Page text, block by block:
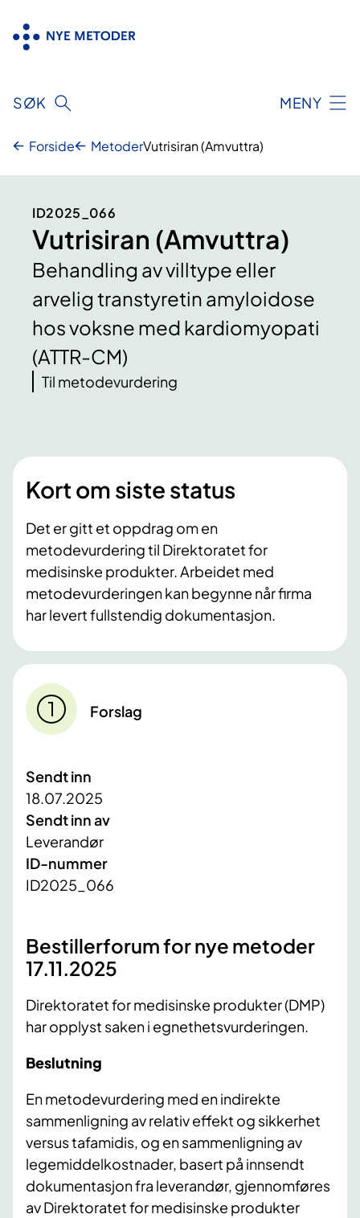
innhold
SØK MENY
Forside MetoderVutrisiran (Amvuttra)
ID2025_066
Vutrisiran (Amvuttra)
Behandling av villtype eller
arvelig transtyretin amyloidose
hos voksne med kardiomyopati
(ATTR-CM)
Til metodevurdering
Kort om siste status
Det er gitt et oppdrag om en
metodevurdering til Direktoratet for
medisinske produkter. Arbeidet med
metodevurderingen kan begynne når firma
har levert fullstendig dokumentasjon.
Forslag
Sendt inn
18.07.2025
Sendt inn av
Leverandør
ID-nummer
ID2025_066
Bestillerforum for nye metoder
17.11.2025
Direktoratet for medisinske produkter (DMP)
har opplyst saken i egnethetsvurderingen.
Beslutning
En metodevurdering med en indirekte
sammenligning av relativ effekt og sikkerhet
versus tafamidis, og en sammenligning av
legemiddelkostnader, basert på innsendt
dokumentasjon fra leverandør, gjennomføres
av Direktoratet for medisinske produkter